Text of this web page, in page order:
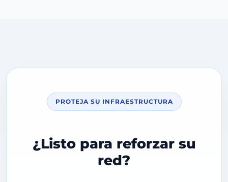
PROTEJA SU INFRAESTRUCTURA
¿Listo para reforzar su
red?